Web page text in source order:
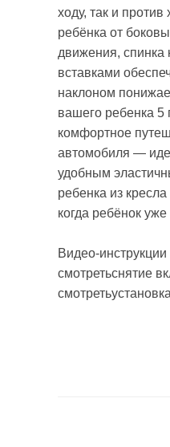
ходу, так и
ребёнка от
движения, спинка
вставками
наклоном
вашего ребенка 5
комфортное
автомобиля —
удобным
ребенка из
когда ребёнок
Видео-
смотретьснятие